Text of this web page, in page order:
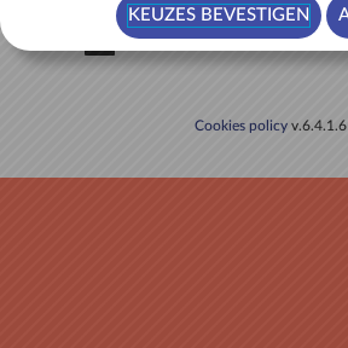
Items per pagina:
Cookies policy v.6.4.1.6